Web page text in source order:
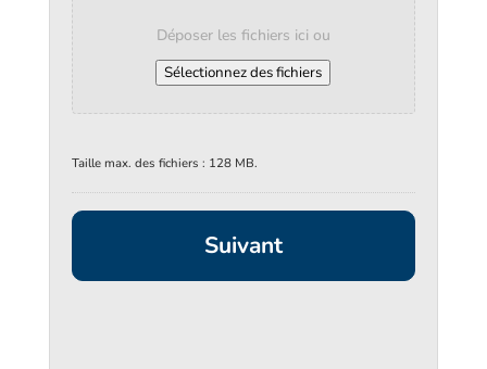
Déposer les fichiers ici ou
Sélectionnez des fichiers
Taille max. des fichiers : 128 MB.